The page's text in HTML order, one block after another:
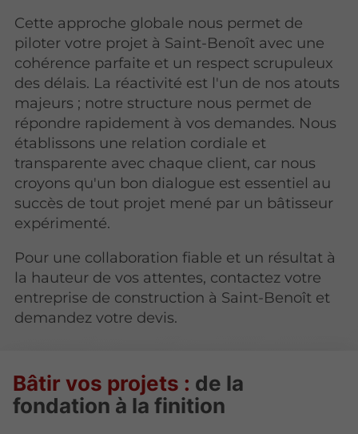
Cette approche globale nous permet de
piloter votre projet à Saint-Benoît avec une
cohérence parfaite et un respect scrupuleux
des délais. La réactivité est l'un de nos atouts
majeurs ; notre structure nous permet de
répondre rapidement à vos demandes. Nous
établissons une relation cordiale et
transparente avec chaque client, car nous
croyons qu'un bon dialogue est essentiel au
succès de tout projet mené par un bâtisseur
expérimenté.
Pour une collaboration fiable et un résultat à
la hauteur de vos attentes, contactez votre
entreprise de construction à Saint-Benoît et
demandez votre devis.
Bâtir vos projets : de la
fondation à la finition